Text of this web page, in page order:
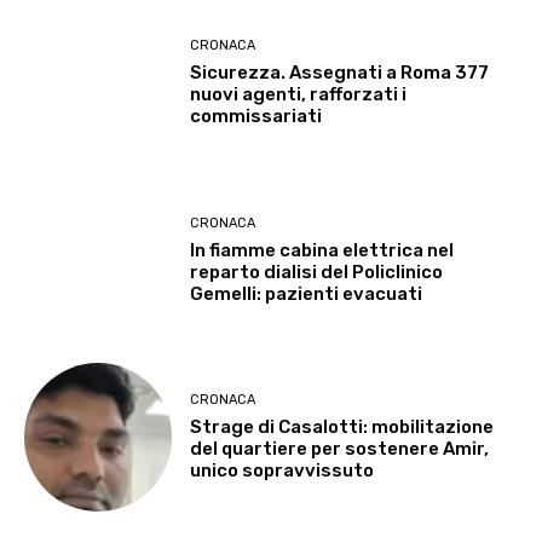
CRONACA
Sicurezza. Assegnati a Roma 377
nuovi agenti, rafforzati i
commissariati
CRONACA
In fiamme cabina elettrica nel
reparto dialisi del Policlinico
Gemelli: pazienti evacuati
CRONACA
Strage di Casalotti: mobilitazione
del quartiere per sostenere Amir,
unico sopravvissuto